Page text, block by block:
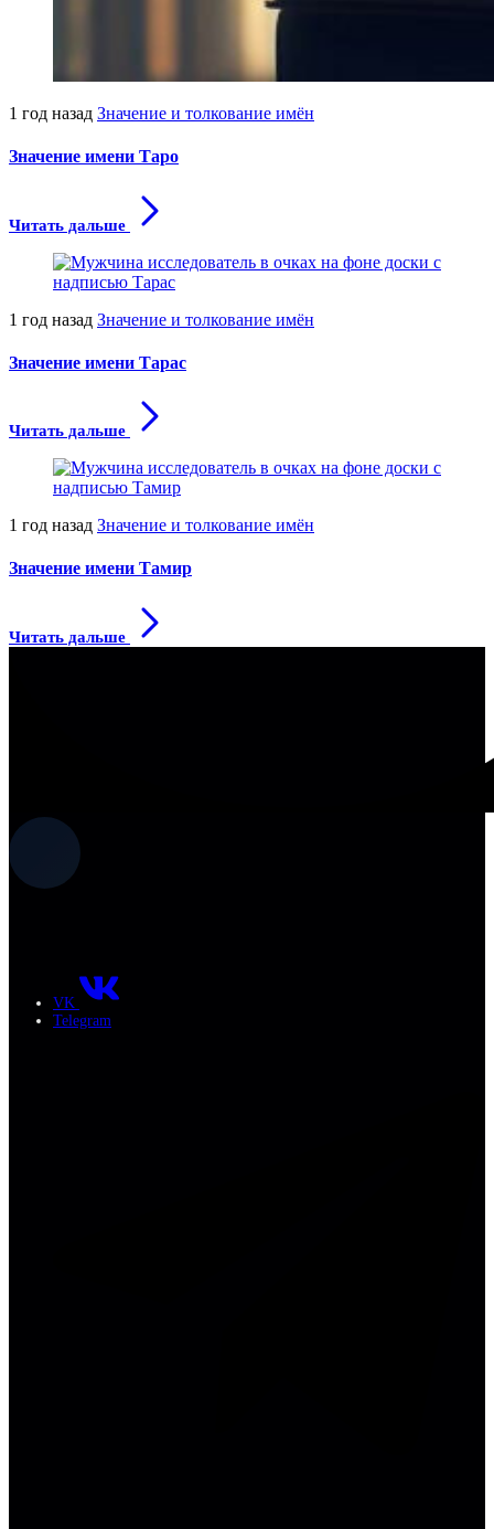
1 год назад Значение и толкование имён
Значение имени Таро
Читать дальше
1 год назад Значение и толкование имён
Значение имени Тарас
Читать дальше
1 год назад Значение и толкование имён
Значение имени Тамир
Читать дальше
VK
Telegram